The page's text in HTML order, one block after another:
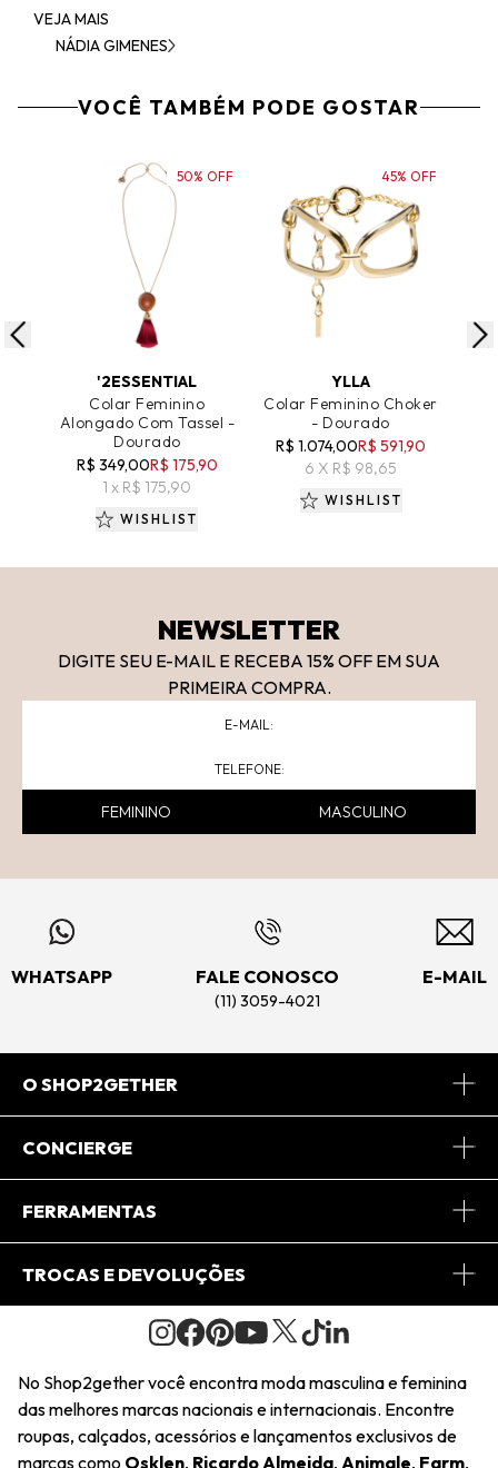
VEJA MAIS
NÁDIA GIMENES
VOCÊ TAMBÉM PODE GOSTAR
ADICIONAR AO CARRINHO
'2ESSENTIAL
Colar Feminino
Alongado Com Tassel -
Dourado
R$ 349,00R$ 175,90
1 x R$ 175,90
50% OFF
WISHLIST
YLLA
Colar Feminino Choker
- Dourado
R$ 1.074,00R$ 591,90
6 X R$ 98,65
45% OFF
WISHLIST
NEWSLETTER
DIGITE SEU E-MAIL E RECEBA 15% OFF EM SUA
PRIMEIRA COMPRA.
FEMININO MASCULINO
WHATSAPP FALE CONOSCO
(11) 3059-4021
E-MAIL
O SHOP2GETHER
Sobre Nós
Journal
Saiu na Mídia
CONCIERGE
Central de Relacionamento
Regulamento e Promoções
FERRAMENTAS
Minha Conta
Pedido de Presente
Wishlist
TROCAS E DEVOLUÇÕES
Condições Gerais
Troca Fácil
Restituição de Pagamento
No Shop2gether você encontra moda masculina e feminina
das melhores marcas nacionais e internacionais. Encontre
roupas, calçados, acessórios e lançamentos exclusivos de
marcas como Osklen, Ricardo Almeida, Animale, Farm,